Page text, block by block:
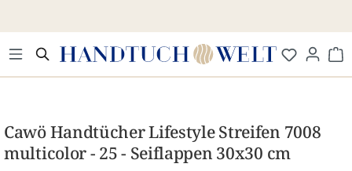
Cawö Handtücher Lifestyle Streifen 7008
multicolor - 25 - Seiflappen 30x30 cm